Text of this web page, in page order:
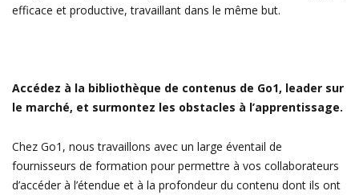
efficace et productive, travaillant dans le même but.
Accédez à la bibliothèque de contenus de Go1, leader sur
le marché, et surmontez les obstacles à l’apprentissage.
Chez Go1, nous travaillons avec un large éventail de
fournisseurs de formation pour permettre à vos collaborateurs
d’accéder à l’étendue et à la profondeur du contenu dont ils ont